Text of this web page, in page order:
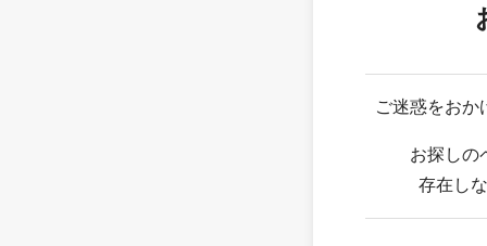
ご迷惑をおか
お探しの
存在し